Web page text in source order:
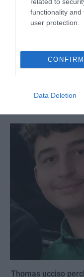
functionality
user protection.
CONFIRM
Data Deletion
Thomas ucciso